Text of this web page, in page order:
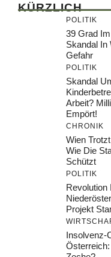
KÜRZLICH
POLITIK
39 Grad
Skandal In
Gefahr
POLITIK
Skandal
Arbeit?
Empört!
CHRONIK
Wien
Wie Die
Schützt
POLITIK
Revolution
Projekt
Insolvenz-